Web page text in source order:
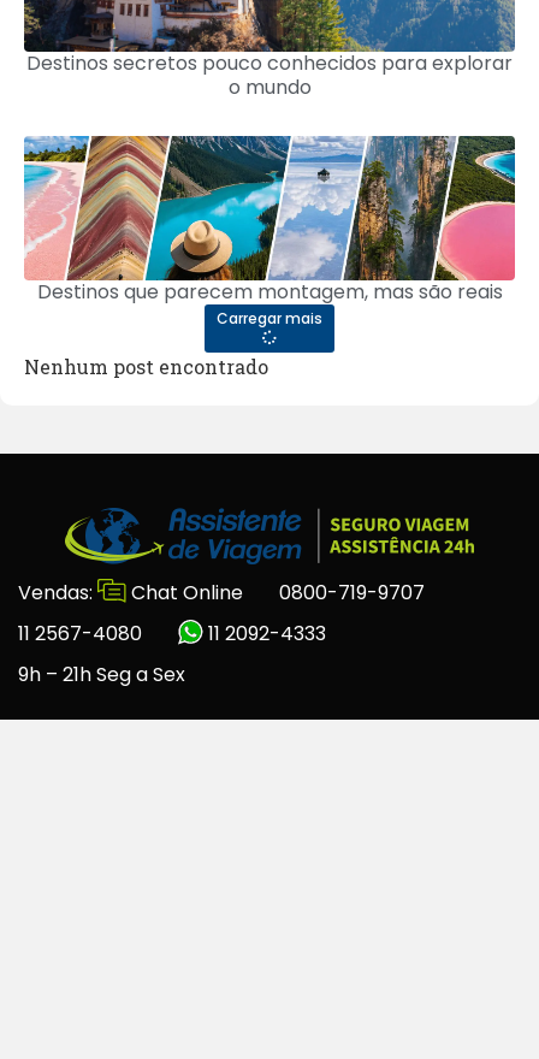
Destinos secretos pouco conhecidos para explorar
o mundo
Destinos que parecem montagem, mas são reais
Carregar mais
Nenhum post encontrado
Vendas: Chat Online
0800-719-9707
11 2567-4080
11 2092-4333
9h – 21h Seg a Sex